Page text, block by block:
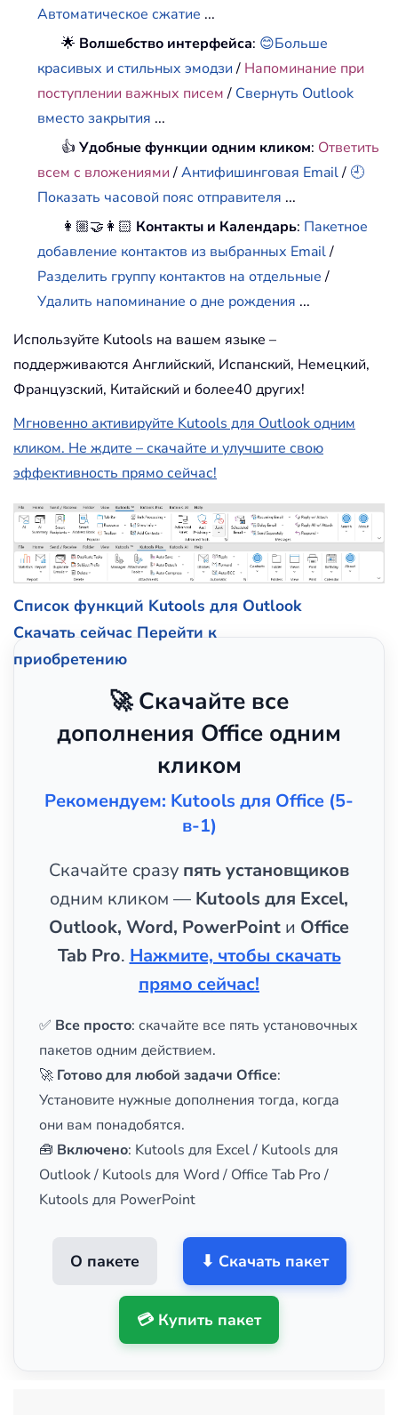
Автоматическое сжатие ...
🌟 Волшебство интерфейса: 😊Больше
красивых и стильных эмодзи/ Напоминание при
поступлении важных писем/ Свернуть Outlook
вместо закрытия ...
👍Удобные функции одним кликом: Ответить
всем с вложениями /Антифишинговая Email/ 🕘
Показать часовой пояс отправителя ...
👩🏼‍🤝‍👩🏻 Контакты и Календарь: Пакетное
добавление контактов из выбранных Email/
Разделить группу контактов на отдельные/
Удалить напоминание о дне рождения ...
Используйте Kutools на вашем языке –
поддерживаются Английский, Испанский, Немецкий,
Французский, Китайский и более40 других!
Мгновенно активируйте Kutools для Outlook одним
кликом. Не ждите – скачайте и улучшите свою
эффективность прямо сейчас!
Список функций Kutools для Outlook
Скачать сейчас Перейти к
приобретению
🚀 Скачайте все
дополнения Office одним
кликом
Рекомендуем: Kutools для Office (5-
в-1)
Скачайте сразу пять установщиков
одним кликом — Kutools для Excel,
Outlook, Word, PowerPoint и Office
Tab Pro.Нажмите, чтобы скачать
прямо сейчас!
✅ Все просто: скачайте все пять установочных
пакетов одним действием.
🚀 Готово для любой задачи Office:
Установите нужные дополнения тогда, когда
они вам понадобятся.
🧰 Включено: Kutools для Excel / Kutools для
Outlook / Kutools для Word / Office Tab Pro /
Kutools для PowerPoint
О пакете ⬇ Скачать пакет
💳 Купить пакет